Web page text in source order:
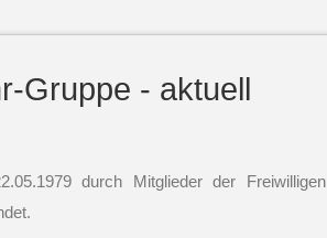
Gruppe - aktuell
durch Mitglieder der Freiwilligen